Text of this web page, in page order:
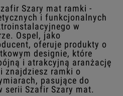
Szary mat ramki -
i funkcjonalnych
w
Ospel, jako
oferuje produkty o
designie, które
i atrakcyjną aranżację
znajdziesz ramki o
pasujące do
serii Szafir Szary mat.